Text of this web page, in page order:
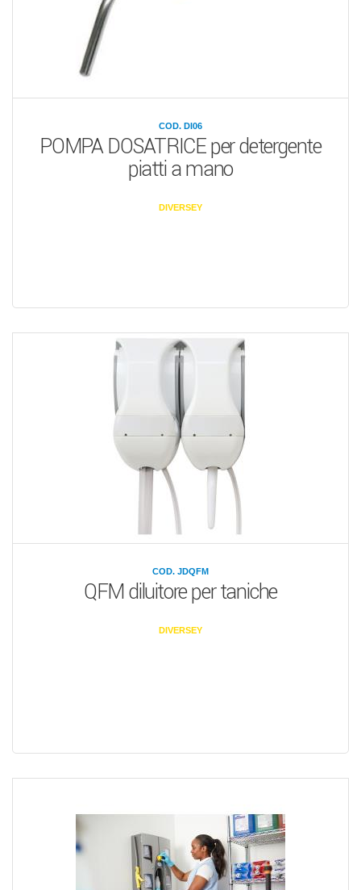
COD. DI06
POMPA DOSATRICE per detergente
piatti a mano
DIVERSEY
COD. JDQFM
QFM diluitore per taniche
DIVERSEY